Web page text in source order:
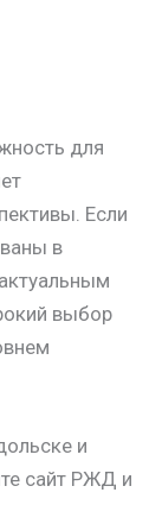
для
Если
в
выбор
и
сайт РЖД и